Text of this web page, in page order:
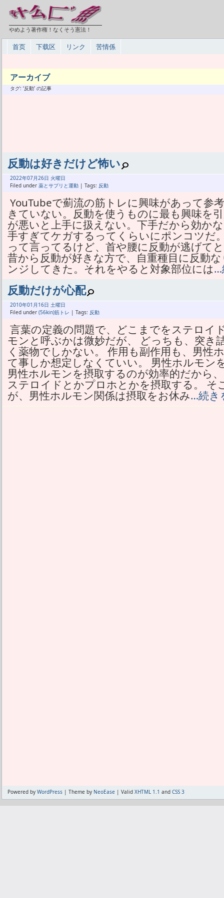
やめよう著作権！なくそう憲法！
首页 下载区 リンク 苦情係
アーカイブ
タグ: ‘反動’ の記事
反動は好きだけど怖い
2022年07月26日 火曜日
Filed under 薬とサプリと運動 | Tags: 反動
YouTubeで薊流の筋トレに興味があって参
きていない。反動を使うものに最も興味を
が悪いと上手に扱えない。下手だから効か
手すぎてケガするってくらいにポンコツだ
って言ってるけど、首や腰に反動が逃げて
昔から反動が好きな方で、自重種目に反動
ンジしてきた。それをやると対象部位には…
反動だけが心配
2010年01月 16日 土曜日
Filed under (56kin)筋トレ | Tags: 反動
言葉の定義の問題で、どこまでをステロイ
モンと呼ぶかは微妙だが、 どっちも、突き
く薬物でしかない。 作用も副作用も、男性
て事しか想定しなくていい。 男性ホルモン
男性ホルモンを摂取するのが効率的だから
ステロイドとかプロホとかを摂取する。 そ
が、男性ホルモン関係は摂取をお休み…続き
Powered by WordPress | Theme by NeoEase | Valid XHTML 1.1 and CSS 3